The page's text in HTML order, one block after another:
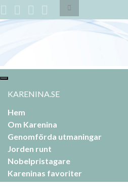
Slå
på/av
sökformulär
Slå
navigering
KARENINA.SE
Hem
Om Karenina
Genomförda utmaningar
Jorden runt
Nobelpristagare
Kareninas favoriter